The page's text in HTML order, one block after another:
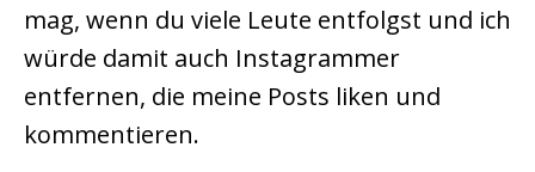
mag, wenn du viele Leute entfolgst und ich
würde damit auch Instagrammer
entfernen, die meine Posts liken und
kommentieren.